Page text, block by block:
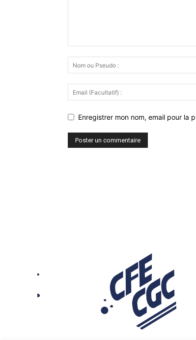
Enregistrer mon nom, email pour la